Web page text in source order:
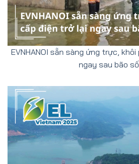
EVNHANOI sẵn sàng ứng trực,
ngay sau bão số